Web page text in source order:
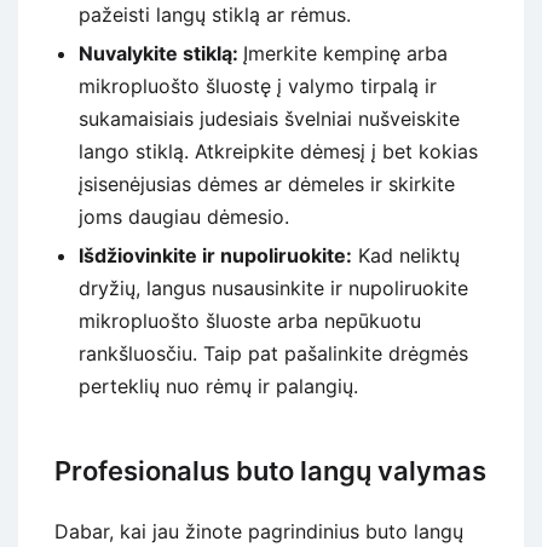
pažeisti langų stiklą ar rėmus.
Nuvalykite stiklą: Įmerkite kempinę arba
mikropluošto šluostę į valymo tirpalą ir
sukamaisiais judesiais švelniai nušveiskite
lango stiklą. Atkreipkite dėmesį į bet kokias
įsisenėjusias dėmes ar dėmeles ir skirkite
joms daugiau dėmesio.
Išdžiovinkite ir nupoliruokite: Kad neliktų
dryžių, langus nusausinkite ir nupoliruokite
mikropluošto šluoste arba nepūkuotu
rankšluosčiu. Taip pat pašalinkite drėgmės
perteklių nuo rėmų ir palangių.
Profesionalus buto langų valymas
Dabar, kai jau žinote pagrindinius buto langų